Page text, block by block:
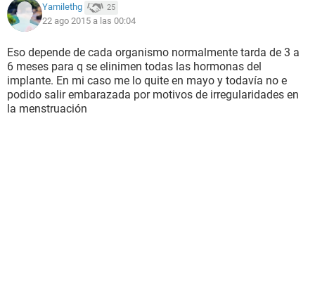
Yamilethg 25
22 ago 2015 a las 00:04
Eso depende de cada organismo normalmente tarda de 3 a
6 meses para q se elinimen todas las hormonas del
implante. En mi caso me lo quite en mayo y todavía no e
podido salir embarazada por motivos de irregularidades en
la menstruación